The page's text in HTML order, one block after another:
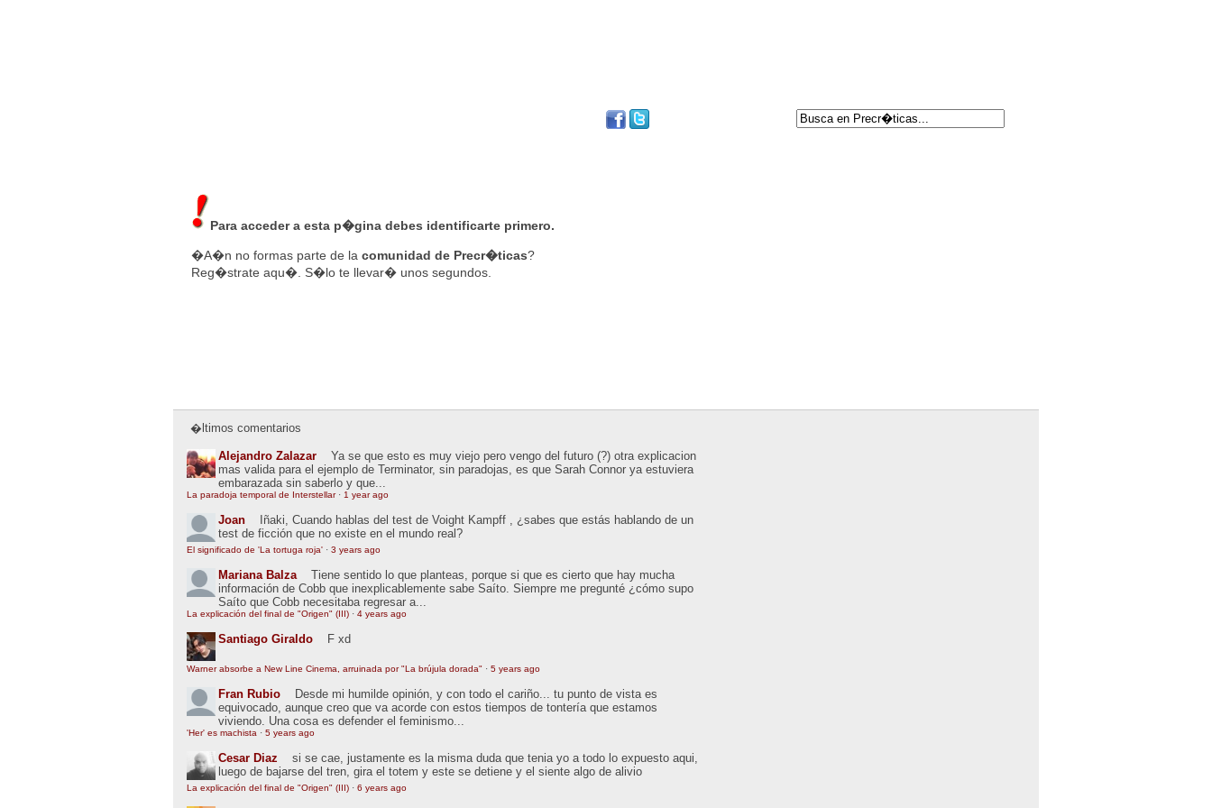
Para acceder a esta p�gina debes identificarte primero.
�A�n no formas parte de la comunidad de Precr�ticas?
Reg�strate aqu� . S�lo te llevar� unos segundos.
�ltimos comentarios
Alejandro Zalazar
Ya se que esto es muy viejo pero vengo del futuro (?) otra explicacion
mas valida para el ejemplo de Terminator, sin paradojas, es que Sarah Connor ya estuviera
embarazada sin saberlo y que...
La paradoja temporal de Interstellar· 1 year ago
Joan
Iñaki, Cuando hablas del test de Voight Kampff , ¿sabes que estás hablando de un
test de ficción que no existe en el mundo real?
El significado de 'La tortuga roja' · 3 years ago
Mariana Balza
Tiene sentido lo que planteas, porque si que es cierto que hay mucha
información de Cobb que inexplicablemente sabe Saíto. Siempre me pregunté ¿cómo supo
Saíto que Cobb necesitaba regresar a...
La explicación del final de "Origen" (III) · 4 years ago
Santiago Giraldo F xd
Warner absorbe a New Line Cinema, arruinada por "La brújula dorada" · 5 years ago
Fran Rubio
Desde mi humilde opinión, y con todo el cariño... tu punto de vista es
equivocado, aunque creo que va acorde con estos tiempos de tontería que estamos
viviendo. Una cosa es defender el feminismo...
'Her' es machista · 5 years ago
Cesar Diaz
si se cae, justamente es la misma duda que tenia yo a todo lo expuesto aqui,
luego de bajarse del tren, gira el totem y este se detiene y el siente algo de alivio
La explicación del final de "Origen" (III) · 6 years ago